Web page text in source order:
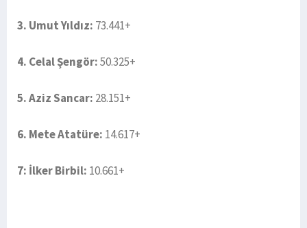
3. Umut Yıldız: 73.441+
4. Celal Şengör:50.325+
5. Aziz Sancar: 28.151+
6. Mete Atatüre: 14.617+
7: İlker Birbil: 10.661+